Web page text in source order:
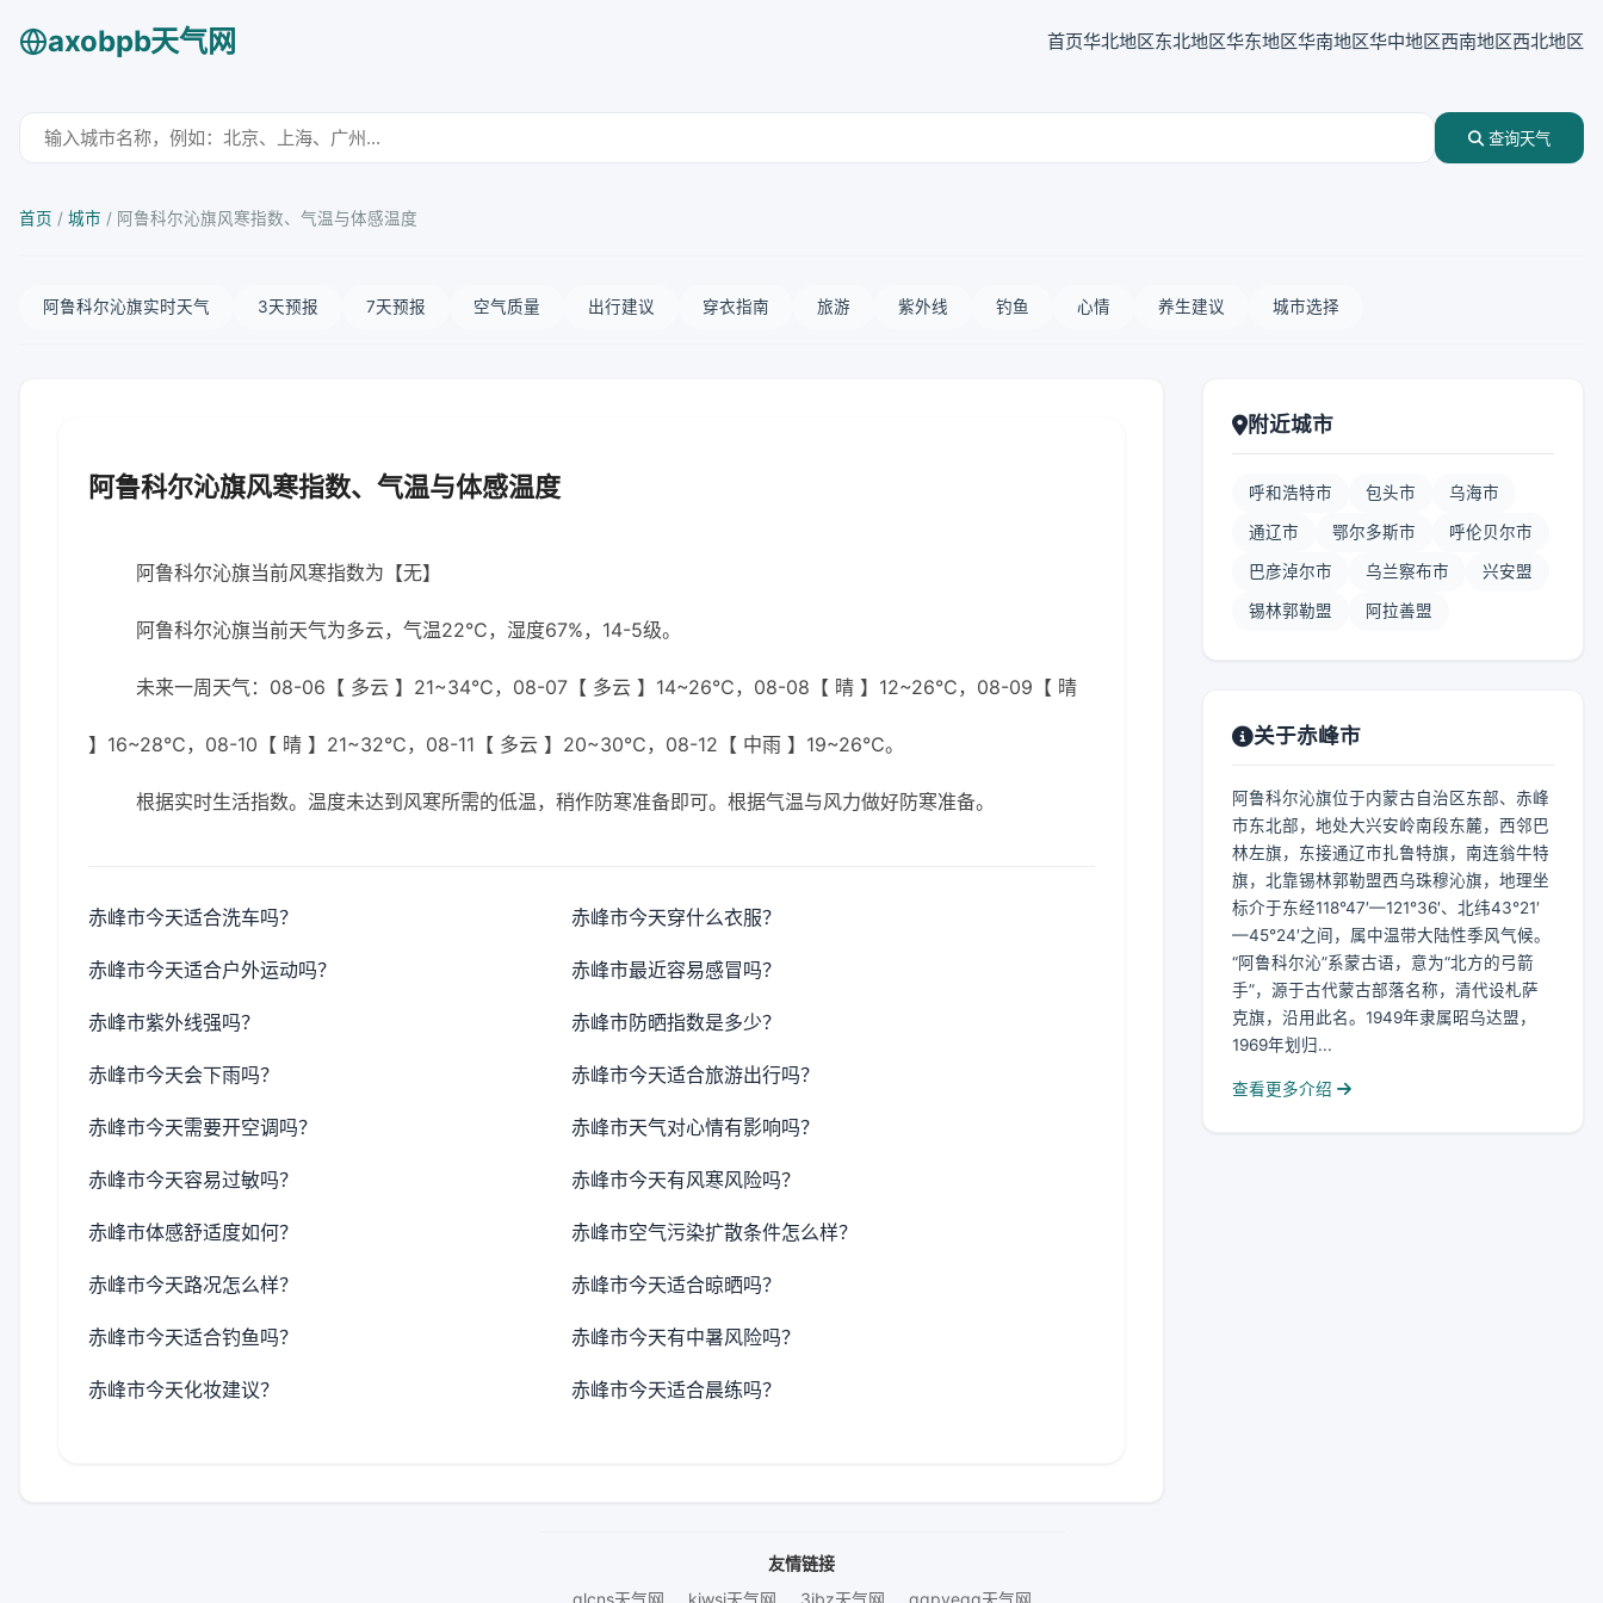
axobpb天气网 首页华北地区东北地区华东地区华南地区华中地区西南地区西北地区
查询天气
首页 / 城市 / 阿鲁科尔沁旗风寒指数、气温与体感温度
阿鲁科尔沁旗实时天气 3天预报 7天预报 空气质量 出行建议 穿衣指南 旅游 紫外线 钓鱼 心情 养生建议 城市选择
阿鲁科尔沁旗风寒指数、气温与体感温度
阿鲁科尔沁旗当前风寒指数为【无】
阿鲁科尔沁旗当前天气为多云，气温22℃，湿度67%，14-5级。
未来一周天气：08-06【 多云 】21~34℃，08-07【 多云 】14~26℃，08-08【 晴 】12~26℃，08-09【 晴
】16~28℃，08-10【 晴 】21~32℃，08-11【 多云 】20~30℃，08-12【 中雨 】19~26℃。
根据实时生活指数。温度未达到风寒所需的低温，稍作防寒准备即可。根据气温与风力做好防寒准备。
赤峰市今天适合洗车吗？ 赤峰市今天穿什么衣服？
赤峰市今天适合户外运动吗？ 赤峰市最近容易感冒吗？
赤峰市紫外线强吗？ 赤峰市防晒指数是多少？
赤峰市今天会下雨吗？ 赤峰市今天适合旅游出行吗？
赤峰市今天需要开空调吗？ 赤峰市天气对心情有影响吗？
赤峰市今天容易过敏吗？ 赤峰市今天有风寒风险吗？
赤峰市体感舒适度如何？ 赤峰市空气污染扩散条件怎么样？
赤峰市今天路况怎么样？ 赤峰市今天适合晾晒吗？
赤峰市今天适合钓鱼吗？ 赤峰市今天有中暑风险吗？
赤峰市今天化妆建议？ 赤峰市今天适合晨练吗？
附近城市
呼和浩特市 包头市 乌海市
通辽市 鄂尔多斯市 呼伦贝尔市
巴彦淖尔市 乌兰察布市 兴安盟
锡林郭勒盟 阿拉善盟
关于赤峰市
阿鲁科尔沁旗位于内蒙古自治区东部、赤峰
市东北部，地处大兴安岭南段东麓，西邻巴
林左旗，东接通辽市扎鲁特旗，南连翁牛特
旗，北靠锡林郭勒盟西乌珠穆沁旗，地理坐
标介于东经118°47′—121°36′、北纬43°21′
—45°24′之间，属中温带大陆性季风气候。
“阿鲁科尔沁”系蒙古语，意为“北方的弓箭
手”，源于古代蒙古部落名称，清代设札萨
克旗，沿用此名。1949年隶属昭乌达盟，
1969年划归...
查看更多介绍
友情链接
qlcns天气网
kjwsj天气网 3ibz天气网 qqpyegg天气网